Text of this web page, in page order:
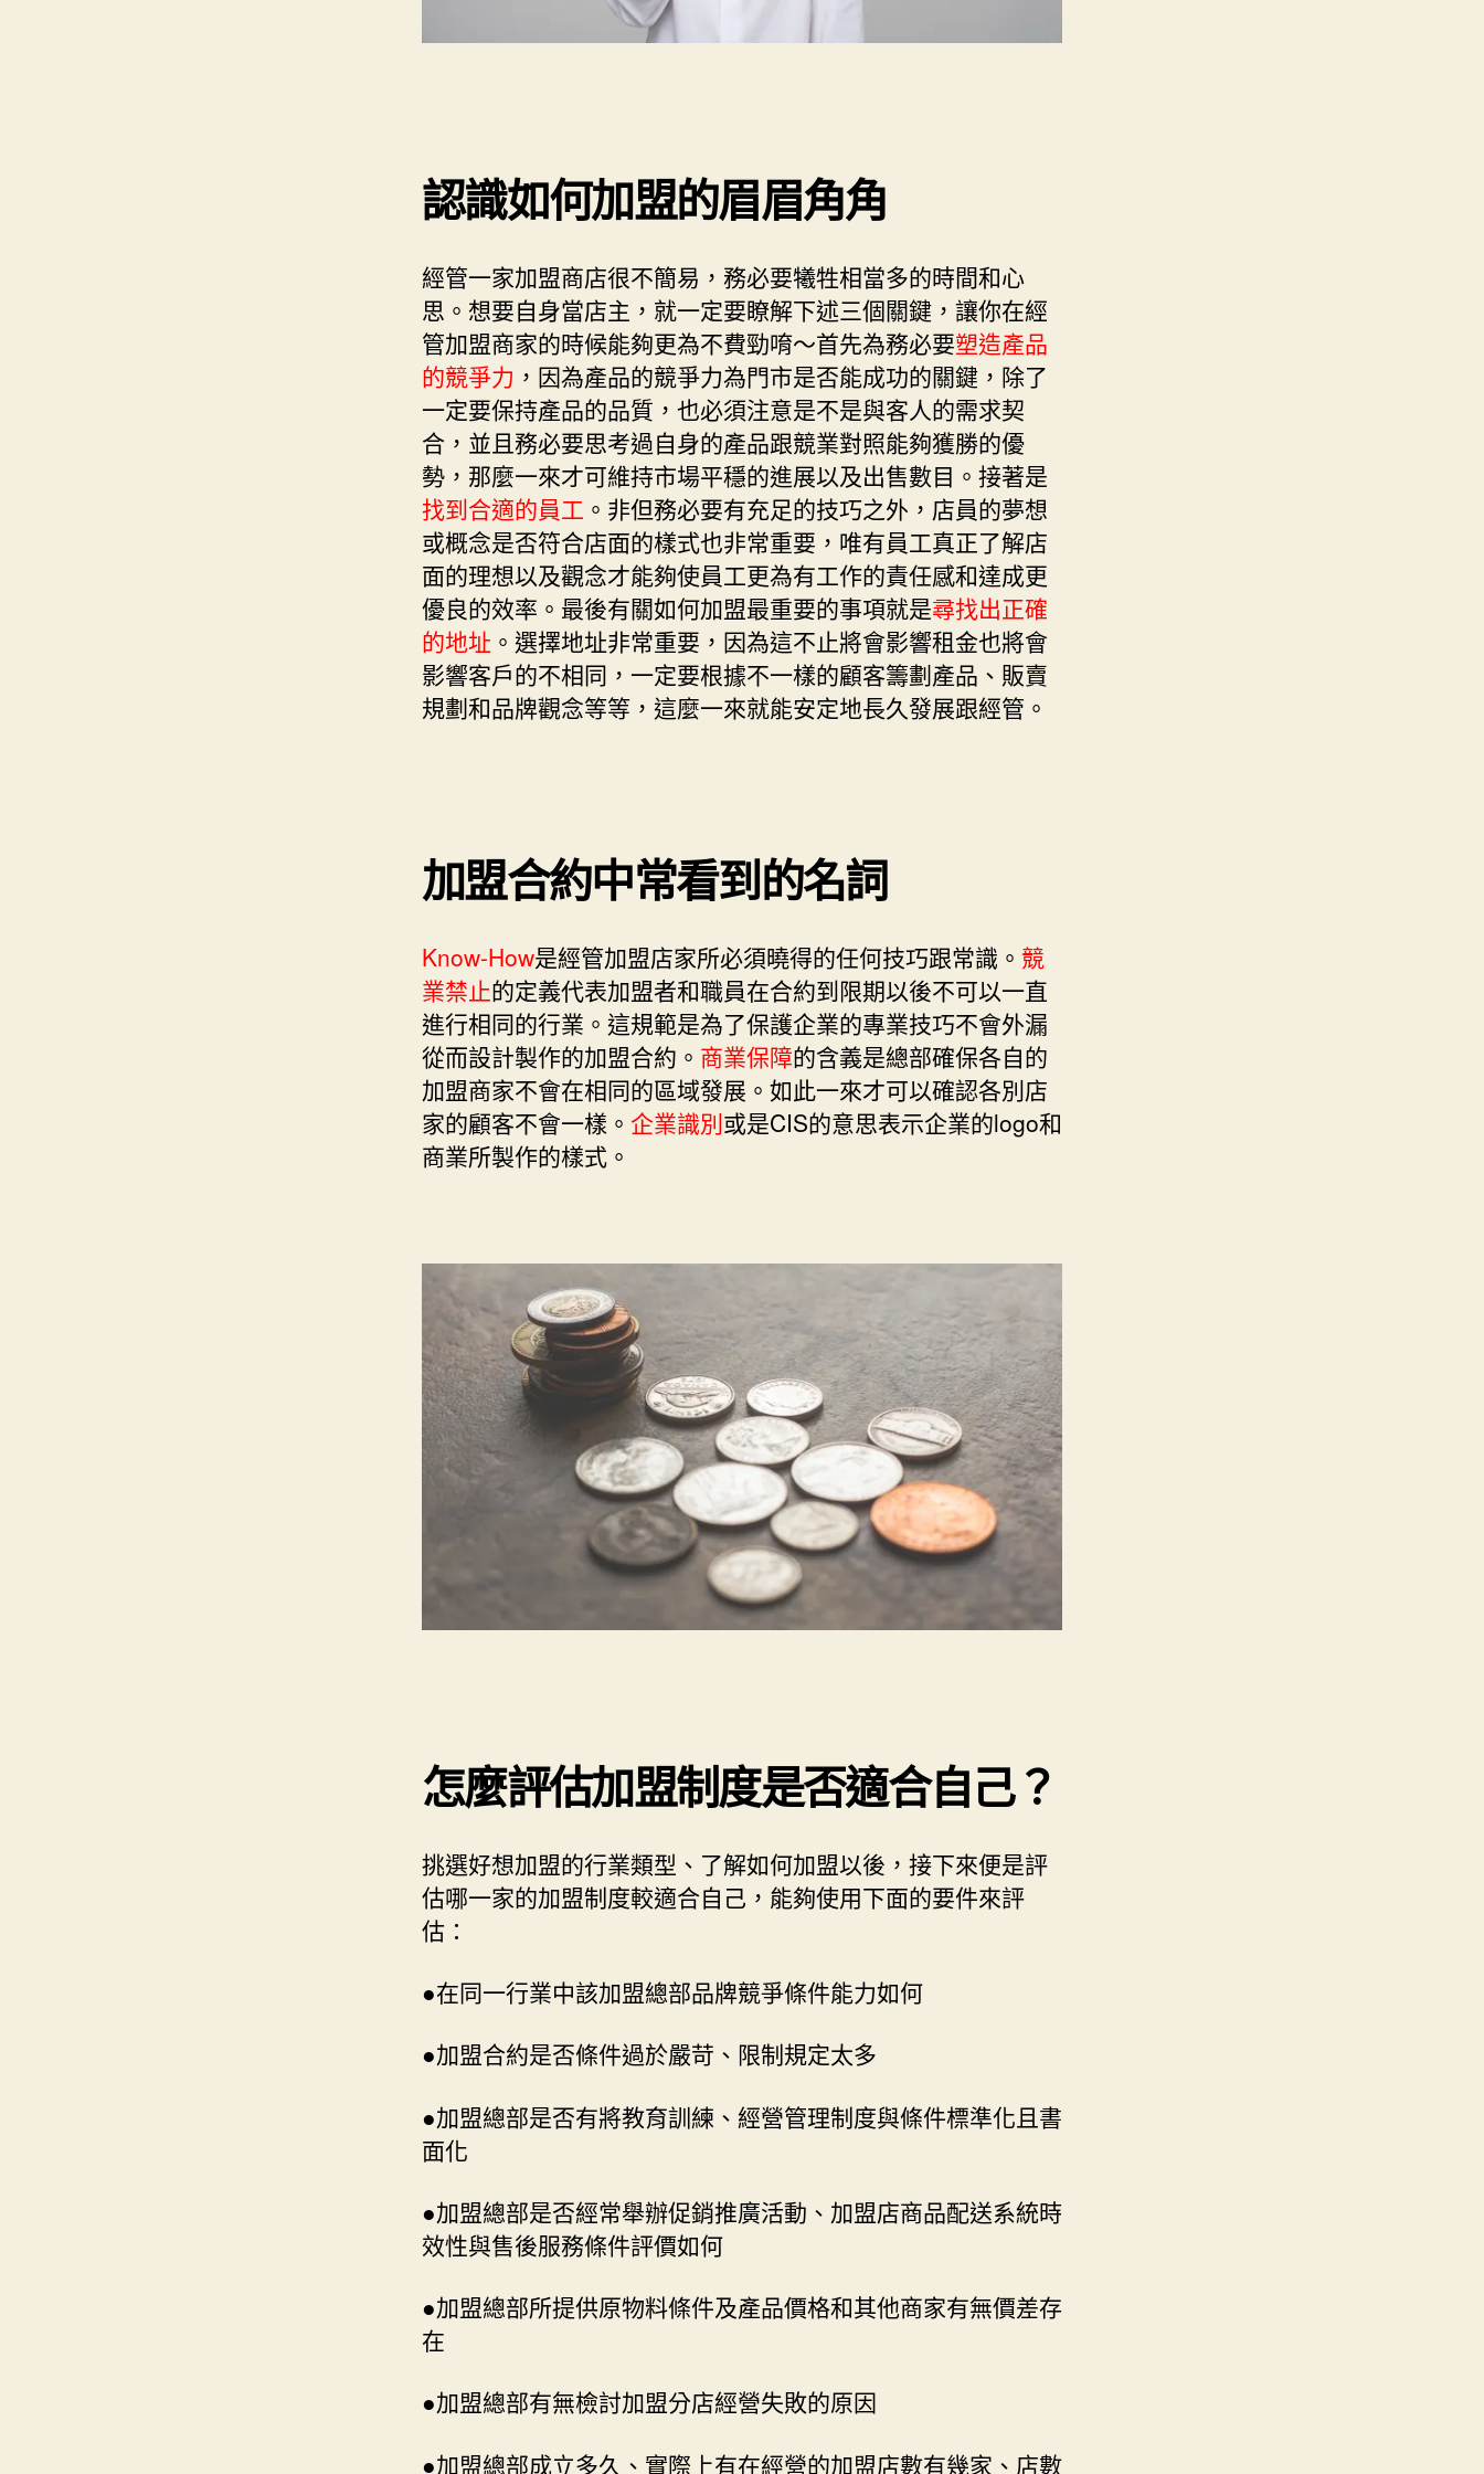
認識如何加盟的眉眉角角
經管一家加盟商店很不簡易，務必要犧牲相當多的時間和心
思。想要自身當店主，就一定要瞭解下述三個關鍵，讓你在經
管加盟商家的時候能夠更為不費勁唷～首先為務必要塑造產品
的競爭力 ，因為產品的競爭力為門市是否能成功的關鍵，除了
一定要保持產品的品質，也必須注意是不是與客人的需求契
合，並且務必要思考過自身的產品跟競業對照能夠獲勝的優
勢，那麼一來才可維持市場平穩的進展以及出售數目。接著是
找到合適的員工 。非但務必要有充足的技巧之外，店員的夢想
或概念是否符合店面的樣式也非常重要，唯有員工真正了解店
面的理想以及觀念才能夠使員工更為有工作的責任感和達成更
優良的效率。最後有關如何加盟最重要的事項就是尋找出正確
的地址 。選擇地址非常重要，因為這不止將會影響租金也將會
影響客戶的不相同，一定要根據不一樣的顧客籌劃產品、販賣
規劃和品牌觀念等等，這麼一來就能安定地長久發展跟經管。
加盟合約中常看到的名詞
Know-How是經管加盟店家所必須曉得的任何技巧跟常識。 競
業禁止的定義代表加盟者和職員在合約到限期以後不可以一直
進行相同的行業。這規範是為了保護企業的專業技巧不會外漏
從而設計製作的加盟合約。 商業保障的含義是總部確保各自的
加盟商家不會在相同的區域發展。如此一來才可以確認各別店
家的顧客不會一樣。 企業識別或是CIS的意思表示企業的logo和
商業所製作的樣式。
怎麼評估加盟制度是否適合自己？
挑選好想加盟的行業類型、了解如何加盟以後，接下來便是評
估哪一家的加盟制度較適合自己，能夠使用下面的要件來評
估：
●在同一行業中該加盟總部品牌競爭條件能力如何
●加盟合約是否條件過於嚴苛、限制規定太多
●加盟總部是否有將教育訓練、經營管理制度與條件標準化且書
面化
●加盟總部是否經常舉辦促銷推廣活動、加盟店商品配送系統時
效性與售後服務條件評價如何
●加盟總部所提供原物料條件及產品價格和其他商家有無價差存
在
●加盟總部有無檢討加盟分店經營失敗的原因
●加盟總部成立多久、實際上有在經營的加盟店數有幾家、店數